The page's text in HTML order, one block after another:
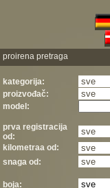
proirena pretraga
kategorija:
proizvođač:
model:
prva registracija
od:
kilometraa od:
snaga od:
boja: